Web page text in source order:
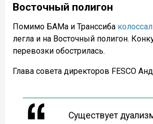
Восточный полигон
Помимо БАМа и Транссиба
легла и на Восточный полигон.
перевозки обострилась.
Глава совета директоров FESCO
Существует